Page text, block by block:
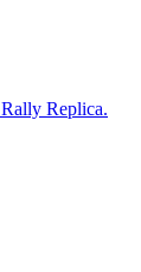
Replica.